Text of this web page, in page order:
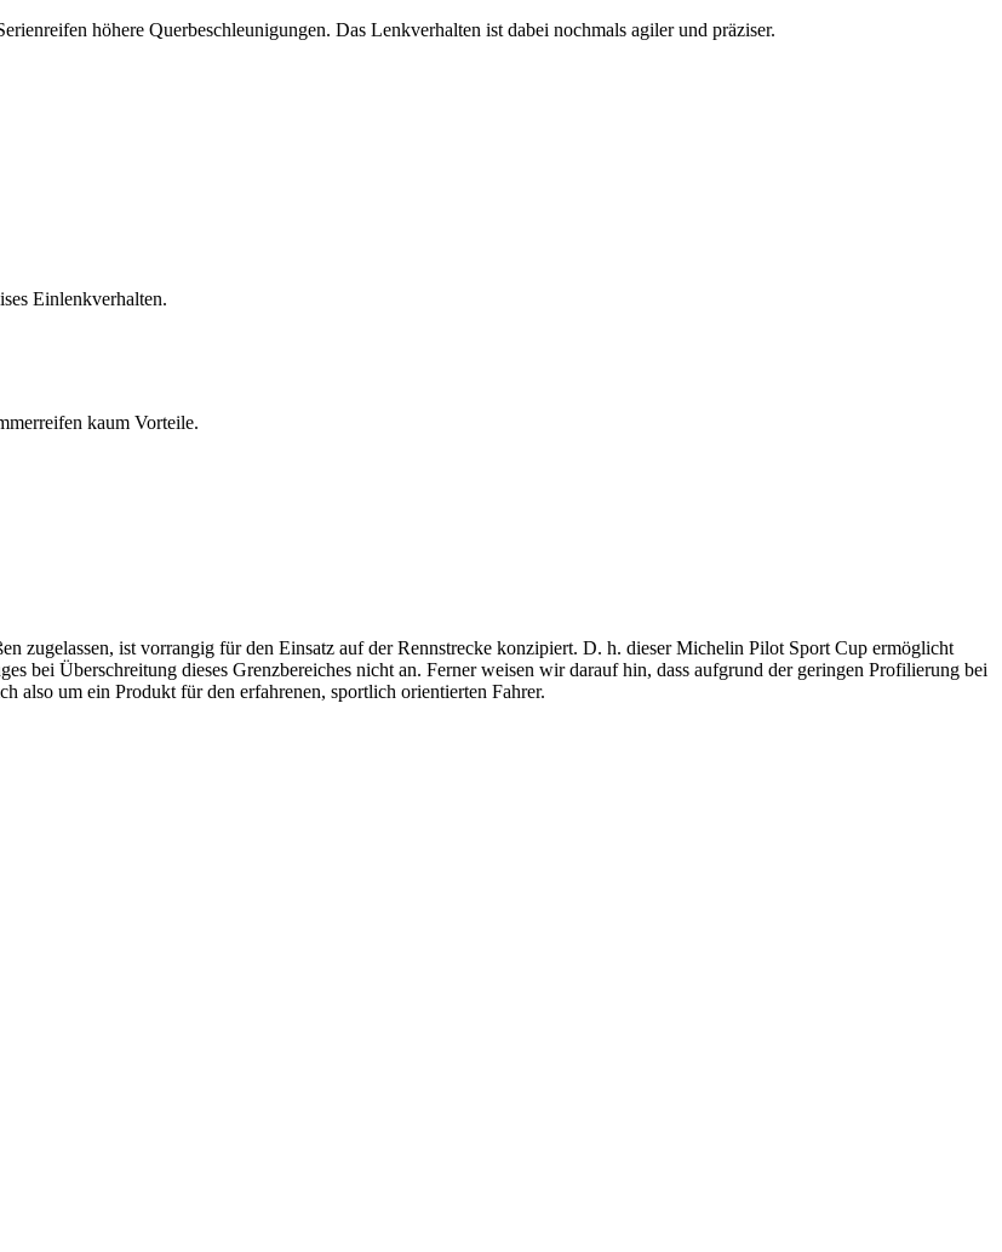
höhere Querbeschleunigungen. Das Lenkverhalten ist dabei nochmals agiler und präziser.
Einlenkverhalten.
kaum Vorteile.
zugelassen, ist vorrangig für den Einsatz auf der Rennstrecke konzipiert. D. h. dieser Michelin Pilot Sport Cup ermöglicht
bei Überschreitung dieses Grenzbereiches nicht an. Ferner weisen wir darauf hin, dass aufgrund der geringen Profilierung bei
also um ein Produkt für den erfahrenen, sportlich orientierten Fahrer.